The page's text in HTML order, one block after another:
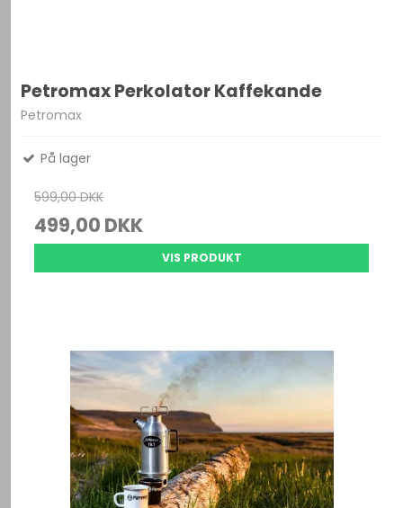
Petromax Perkolator Kaffekande
Petromax
På lager
599,00 DKK
499,00 DKK
VIS PRODUKT